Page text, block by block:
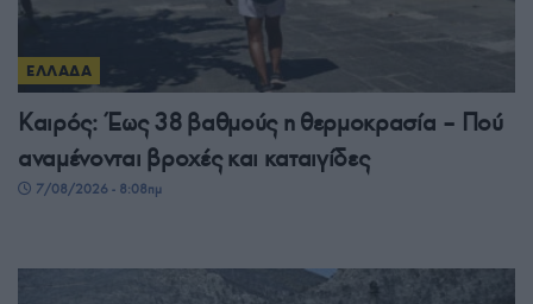
ΕΛΛΑΔΑ
Καιρός: Έως 38 βαθμούς η θερμοκρασία – Πού
αναμένονται βροχές και καταιγίδες
7/08/2026 - 8:08πμ